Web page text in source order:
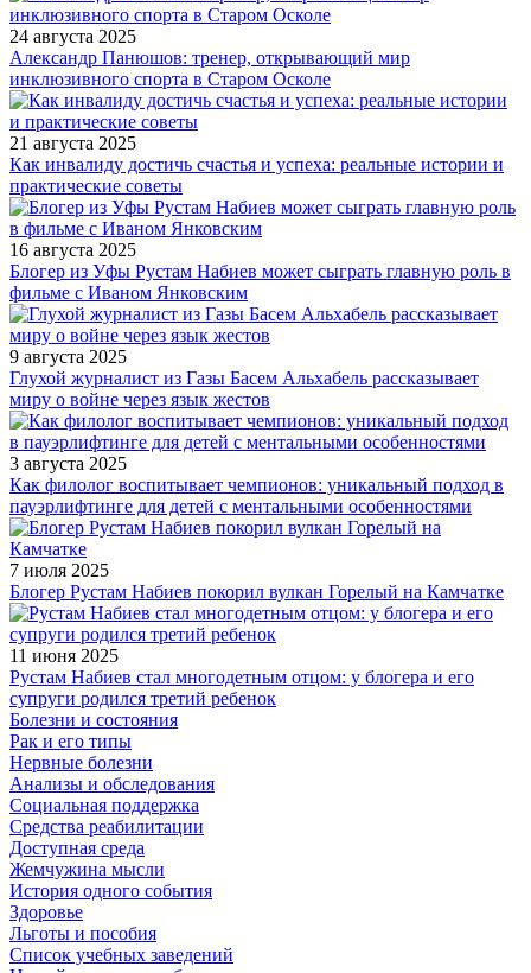
24 августа 2025
Александр Панюшов: тренер, открывающий мир
инклюзивного спорта в Старом Осколе
21 августа 2025
Как инвалиду достичь счастья и успеха: реальные истории и
практические советы
16 августа 2025
Блогер из Уфы Рустам Набиев может сыграть главную роль в
фильме с Иваном Янковским
9 августа 2025
Глухой журналист из Газы Басем Альхабель рассказывает
миру о войне через язык жестов
3 августа 2025
Как филолог воспитывает чемпионов: уникальный подход в
пауэрлифтинге для детей с ментальными особенностями
7 июля 2025
Блогер Рустам Набиев покорил вулкан Горелый на Камчатке
11 июня 2025
Рустам Набиев стал многодетным отцом: у блогера и его
супруги родился третий ребенок
Болезни и состояния
Рак и его типы
Нервные болезни
Анализы и обследования
Социальная поддержка
Средства реабилитации
Доступная среда
Жемчужина мысли
История одного события
Здоровье
Льготы и пособия
Список учебных заведений